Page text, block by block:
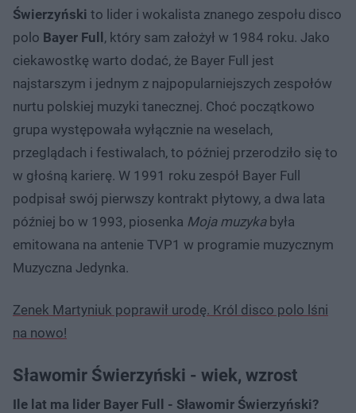
Świerzyński to lider i wokalista znanego zespołu disco
polo Bayer Full, który sam założył w 1984 roku. Jako
ciekawostkę warto dodać, że Bayer Full jest
najstarszym i jednym z najpopularniejszych zespołów
nurtu polskiej muzyki tanecznej. Choć początkowo
grupa występowała wyłącznie na weselach,
przeglądach i festiwalach, to później przerodziło się to
w głośną karierę. W 1991 roku zespół Bayer Full
podpisał swój pierwszy kontrakt płytowy, a dwa lata
później bo w 1993, piosenka Moja muzykabyła
emitowana na antenie TVP1 w programie muzycznym
Muzyczna Jedynka.
Zenek Martyniuk poprawił urodę. Król disco polo lśni
na nowo!
Sławomir Świerzyński - wiek, wzrost
Ile lat ma lider Bayer Full - Sławomir Świerzyński?